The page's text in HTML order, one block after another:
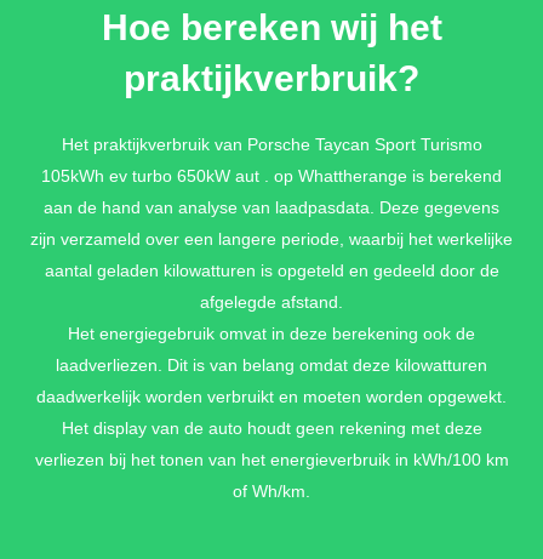
€ 0,-
€ 0,-
€ 0,-
DIEPZWART METALLIC
€ 0,-
PROVENCE METALLIC
Hoe bereken wij het
praktijkverbruik?
Het praktijkverbruik van Porsche Taycan Sport Turismo
105kWh ev turbo 650kW aut . op Whattherange is berekend
aan de hand van analyse van laadpasdata. Deze gegevens
zijn verzameld over een langere periode, waarbij het werkelijke
aantal geladen kilowatturen is opgeteld en gedeeld door de
afgelegde afstand.
Het energiegebruik omvat in deze berekening ook de
laadverliezen. Dit is van belang omdat deze kilowatturen
daadwerkelijk worden verbruikt en moeten worden opgewekt.
Het display van de auto houdt geen rekening met deze
verliezen bij het tonen van het energieverbruik in kWh/100 km
of Wh/km.